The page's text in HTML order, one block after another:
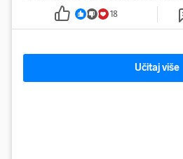
18
Učitaj više